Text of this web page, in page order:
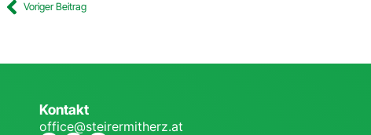
Voriger Beitrag
Kontakt
office@steirermitherz.at